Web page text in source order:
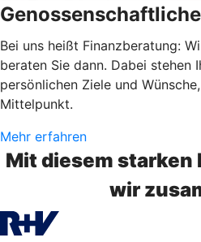
Bei uns heißt Finanzberatung:
beraten Sie dann. Dabei stehen
persönlichen Ziele und
Mittelpunkt.
Mehr erfahren
Mit diesem starken
wir